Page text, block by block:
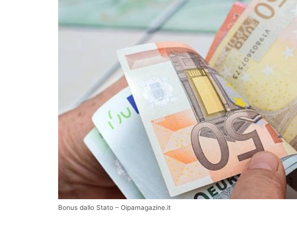
Bonus dallo Stato – Oipamagazine.it